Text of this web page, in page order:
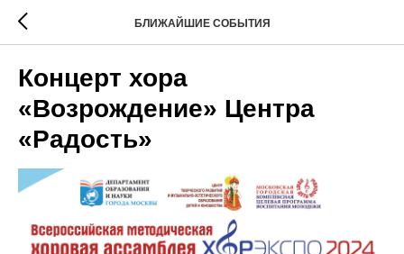
БЛИЖАЙШИЕ СОБЫТИЯ
Концерт хора
«Возрождение» Центра
«Радость»